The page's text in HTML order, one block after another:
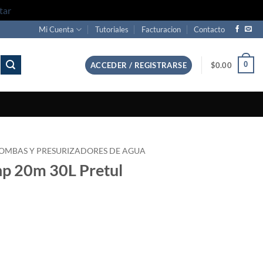
Mi Cuenta Tutoriales Facturacion Contacto
ACCEDER / REGISTRARSE $0.00 0
Y PRESURIZADORES DE AGUA
20m 30L Pretul